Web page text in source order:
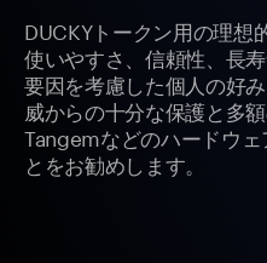
DUCKYトークン用の理想
使いやすさ、信頼性、長
要因を考慮した個人の好
威からの十分な保護と多
Tangemなどのハードウ
とをお勧めします。